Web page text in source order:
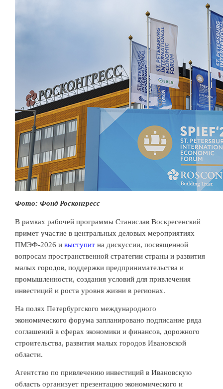
Фото: Фонд Росконгресс
В рамках рабочей программы Станислав Воскресенский
примет участие в центральных деловых мероприятиях
ПМЭФ-2026 и выступит на дискуссии, посвященной
вопросам пространственной стратегии страны и развития
малых городов, поддержки предпринимательства и
промышленности, создания условий для привлечения
инвестиций и роста уровня жизни в регионах.
На полях Петербургского международного
экономического форума запланировано подписание ряда
соглашений в сферах экономики и финансов, дорожного
строительства, развития малых городов Ивановской
области.
Агентство по привлечению инвестиций в Ивановскую
область организует презентацию экономического и